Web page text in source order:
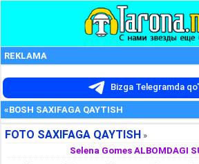
REKLAMA
Bizga Telegramda
«BOSH SAXIFAGA QAYTISH
FOTO SAXIFAGA QAYTISH »
Selena Gomes ALBOMDAGI